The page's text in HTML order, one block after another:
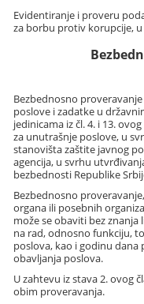
Evidentiranje i proveru
za borbu protiv korupcije,
Bezbednosno
poslove i zadatke u
jedinicama iz čl. 4. i 13.
za unutrašnje poslove, u
stanovišta zaštite javnog
agencija, u svrhu
bezbednosti Republike
Bezbednosno
organa ili posebnih
može se obaviti bez
na rad, odnosno funkciju,
poslova, kao i godinu
obavljanja poslova.
U zahtevu iz stava 2. ovog
obim proveravanja.